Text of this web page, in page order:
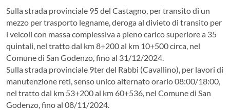
Sulla strada provinciale 95 del Castagno, per transito di un
mezzo per trasporto legname, deroga al divieto di transito per
i veicoli con massa complessiva a pieno carico superiore a 35
quintali, nel tratto dal km 8+200 al km 10+500 circa, nel
Comune di San Godenzo, fino al 31/12/2024.
Sulla strada provinciale 9ter del Rabbi (Cavallino), per lavori di
manutenzione reti, senso unico alternato orario 08:00/18:00,
nel tratto dal km 53+200 al km 60+536, nel Comune di San
Godenzo, fino al 08/11/2024.